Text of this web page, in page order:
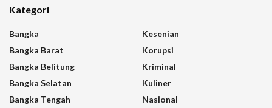
Kategori
Bangka
Bangka Barat
Bangka Belitung
Bangka Selatan
Bangka Tengah
Kesenian
Korupsi
Kriminal
Kuliner
Nasional